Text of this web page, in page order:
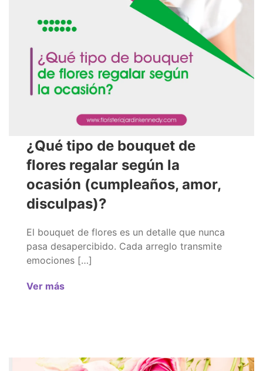
¿Qué tipo de bouquet de
flores regalar según la
ocasión (cumpleaños, amor,
disculpas)?
El bouquet de flores es un detalle que nunca
pasa desapercibido. Cada arreglo transmite
emociones […]
Ver más